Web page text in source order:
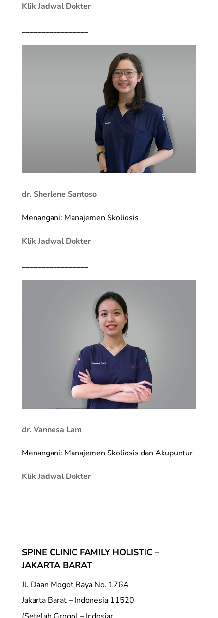
Klik Jadwal Dokter
_________________
dr. Sherlene Santoso
Menangani: Manajemen Skoliosis
Klik Jadwal Dokter
_________________
dr. Vannesa Lam
Menangani: Manajemen Skoliosis dan Akupuntur
Klik Jadwal Dokter
_________________
SPINE CLINIC FAMILY HOLISTIC –
JAKARTA BARAT
Jl. Daan Mogot Raya No. 176A
Jakarta Barat – Indonesia 11520